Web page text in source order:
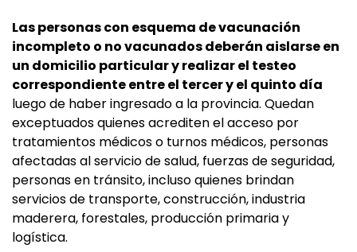
Las personas con esquema de vacunación
incompleto o no vacunados deberán aislarse en
un domicilio particular y realizar el testeo
correspondiente entre el tercer y el quinto día
luego de haber ingresado a la provincia. Quedan
exceptuados quienes acrediten el acceso por
tratamientos médicos o turnos médicos, personas
afectadas al servicio de salud, fuerzas de seguridad,
personas en tránsito, incluso quienes brindan
servicios de transporte, construcción, industria
maderera, forestales, producción primaria y
logística.